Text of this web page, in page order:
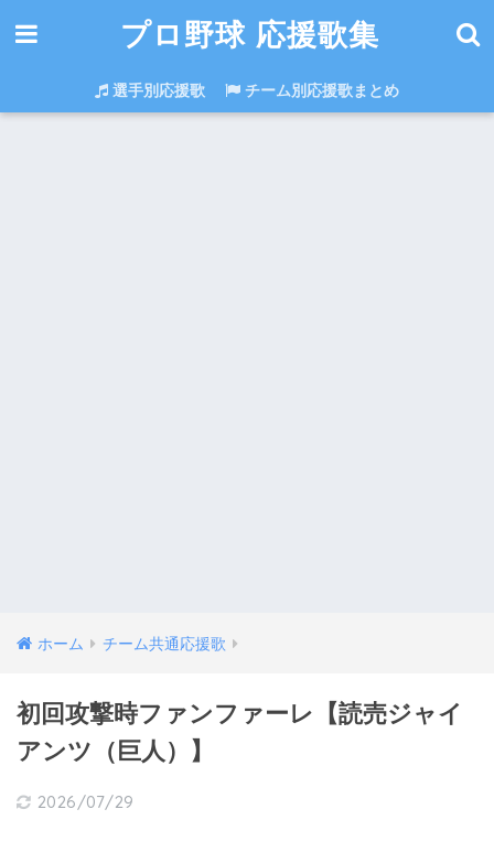
プロ野球 応援歌集
選手別応援歌 チーム別応援歌まとめ
ホーム チーム共通応援歌
初回攻撃時ファンファーレ【読売ジャイ
アンツ（巨人）】
2026/07/29